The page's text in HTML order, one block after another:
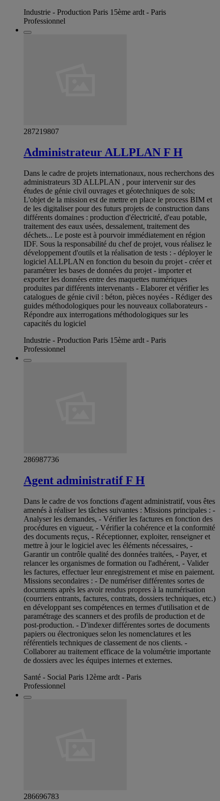
Industrie - Production Paris 15ème ardt - Paris
Professionnel
287219807
Administrateur ALLPLAN F H
Dans le cadre de projets internationaux, nous recherchons des
administrateurs 3D ALLPLAN , pour intervenir sur des
études de génie civil ouvrages et géotechniques de sols;
L'objet de la mission est de mettre en place le process BIM et
de les digitaliser pour des futurs projets de construction dans
différents domaines : production d'électricité, d'eau potable,
traitement des eaux usées, dessalement, traitement des
déchets... Le poste est à pourvoir immédiatement en région
IDF. Sous la responsabilité du chef de projet, vous réalisez le
développement d'outils et la réalisation de tests : - déployer le
logiciel ALLPLAN en fonction du besoin du projet - créer et
paramétrer les bases de données du projet - importer et
exporter les données entre des maquettes numériques
produites par différents intervenants - Elaborer et vérifier les
catalogues de génie civil : béton, pièces noyées - Rédiger des
guides méthodologiques pour les nouveaux collaborateurs -
Répondre aux interrogations méthodologiques sur les
capacités du logiciel
Industrie - Production Paris 15ème ardt - Paris
Professionnel
286987736
Agent administratif F H
Dans le cadre de vos fonctions d'agent administratif, vous êtes
amenés à réaliser les tâches suivantes : Missions principales : -
Analyser les demandes, - Vérifier les factures en fonction des
procédures en vigueur, - Vérifier la cohérence et la conformité
des documents reçus, - Réceptionner, exploiter, renseigner et
mettre à jour le logiciel avec les éléments nécessaires, -
Garantir un contrôle qualité des données traitées, - Payer, et
relancer les organismes de formation ou l'adhérent, - Valider
les factures, effectuer leur enregistrement et mise en paiement.
Missions secondaires : - De numériser différentes sortes de
documents après les avoir rendus propres à la numérisation
(courriers entrants, factures, contrats, dossiers techniques, etc.)
en développant ses compétences en termes d'utilisation et de
paramétrage des scanners et des profils de production et de
post-production. - D'indexer différentes sortes de documents
papiers ou électroniques selon les nomenclatures et les
référentiels techniques de classement de nos clients. -
Collaborer au traitement efficace de la volumétrie importante
de dossiers avec les équipes internes et externes.
Santé - Social Paris 12ème ardt - Paris
Professionnel
286696783